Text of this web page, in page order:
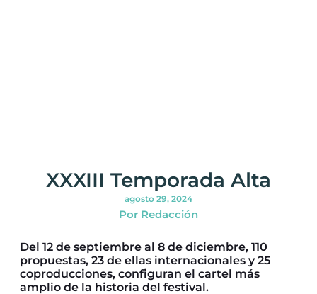
XXXIII Temporada Alta
agosto 29, 2024
Por Redacción
Del 12 de septiembre al 8 de diciembre, 110
propuestas, 23 de ellas internacionales y 25
coproducciones, configuran el cartel más
amplio de la historia del festival.